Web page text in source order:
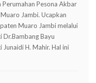
Pesona Akbar
Jambi. Ucapkan
Muaro Jambi melalui
Dr.Bambang Bayu
Junaidi H. Mahir. Hal ini